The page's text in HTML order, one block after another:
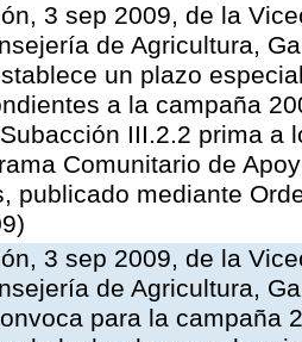
3 sep 2009, de la
de Agricultura,
un plazo
a la campaña
III.2.2 prima a
Comunitario de
publicado mediante
3 sep 2009, de la
de Agricultura,
para la campaña